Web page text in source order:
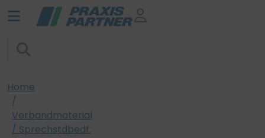
Home
Verbandmaterial
/ Sprechstdbedf.